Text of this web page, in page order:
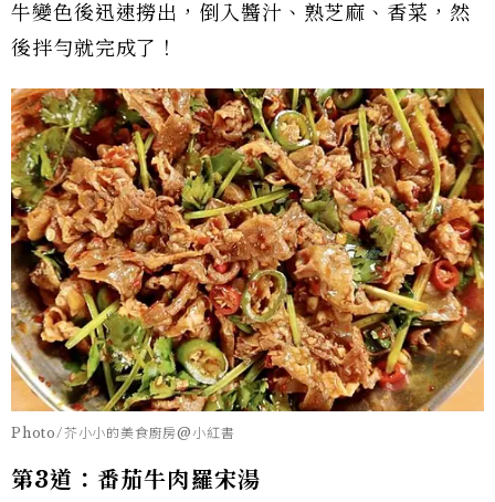
牛變色後迅速撈出，倒入醬汁、熟芝麻、香菜，然
後拌勻就完成了！
Photo/芥小小的美食廚房@小紅書
第3道：番茄牛肉羅宋湯